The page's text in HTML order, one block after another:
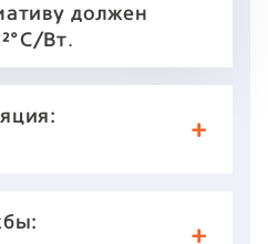
должен
Вт.